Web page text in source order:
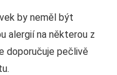
by neměl být
alergií na některou z
doporučuje pečlivě